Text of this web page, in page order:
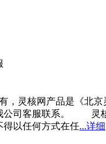
灵核网产品是《北
公司客服联系。 灵
得以任何方式在任...详细